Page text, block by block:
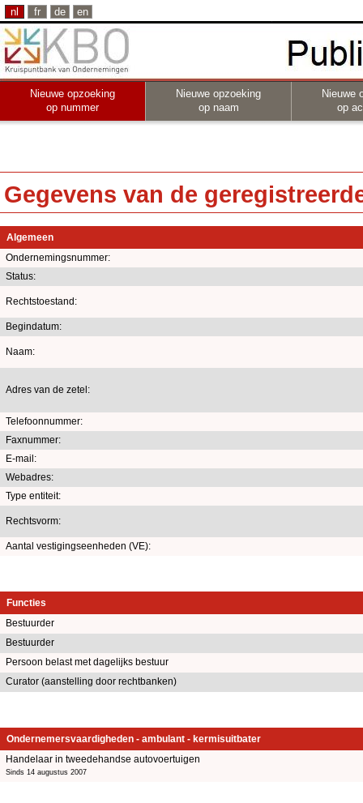
nl fr de en
Nieuwe opzoeking
op nummer
Nieuwe opzoeking
op naam
Nieuwe
op
Gegevens van de
Algemeen
Ondernemingsnummer:
Status:
Rechtstoestand:
Begindatum:
Naam:
Adres van de zetel:
Telefoonnummer:
Faxnummer:
E-mail:
Webadres:
Type entiteit:
Rechtsvorm:
Aantal vestigingseenheden (VE):
Functies
Bestuurder
Bestuurder
Persoon belast met dagelijks bestuur
Curator (aanstelling door rechtbanken)
Ondernemersvaardigheden - ambulant - kermisuitbater
Handelaar in tweedehandse autovoertuigen
Sinds 14 augustus 2007